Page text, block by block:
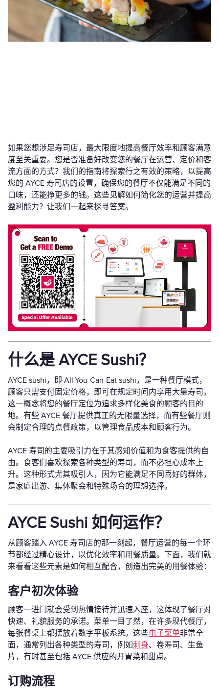
如果您想涉足寿司店，最大限度地提高餐厅效率和顾客满意
度至关重要。您是否准备好改变您的餐厅在运营、定价和客
流方面的方式？我们的指南将探索行之有效的策略，以提高
您的 AYCE 寿司店的设置，确保您的餐厅不仅能满足不同的
口味，还能挣更多的钱。这些见解如何简化您的运营并提高
盈利能力？让我们一起来探寻答案。
什么是 AYCE Sushi？
AYCE sushi，即 All-You-Can-Eat sushi，是一种餐厅模式，
顾客只需支付固定价格，即可在规定时间内享用大量寿司。
这一概念将您的餐厅定位为追求多样化美食的顾客的目的
地。有些 AYCE 餐厅提供真正的无限量选择，而有些餐厅则
会制定合理的点餐政策，以管理食品成本和顾客行为。
AYCE 寿司的主要吸引力在于其感知价值和为食客提供的自
由。食客们喜欢探索各种类型的寿司，而不必担心成本上
升。这种形式尤其吸引人，因为它能满足不同喜好的群体，
是家庭出游、集体聚会和特殊场合的理想选择。
AYCE Sushi 如何运作？
从顾客踏入 AYCE 寿司店的那一刻起，餐厅运营的每一个环
节都经过精心设计，以优化效率和用餐质量。下面，我们就
来看看这些元素是如何相互配合，创造出完美的用餐体验：
客户初次体验
顾客一进门就会受到热情接待并迅速入座，这体现了餐厅对
快速、礼貌服务的承诺。菜单一目了然，在许多现代餐厅，
每张餐桌上都摆放着数字平板系统。这些电子菜单非常全
面，通常列出各种类型的寿司，例如刺身、卷寿司、生鱼
片，有时甚至包括 AYCE 供应的开胃菜和甜点。
订购流程